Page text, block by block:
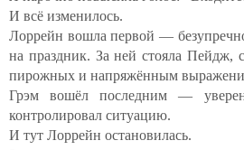
И всё изменилось.
Лоррейн вошла первой —
на праздник. За ней стояла Пейдж,
пирожных и напряжённым
Грэм вошёл последним —
контролировал ситуацию.
И тут Лоррейн остановилась.